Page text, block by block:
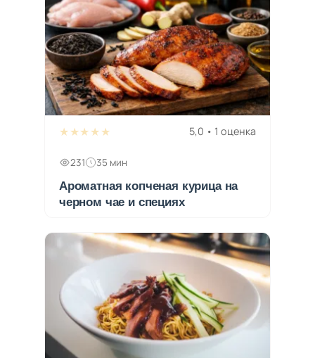
★★★★★ 5,0 • 1 оценка
231 35 мин
Ароматная копченая курица на
черном чае и специях